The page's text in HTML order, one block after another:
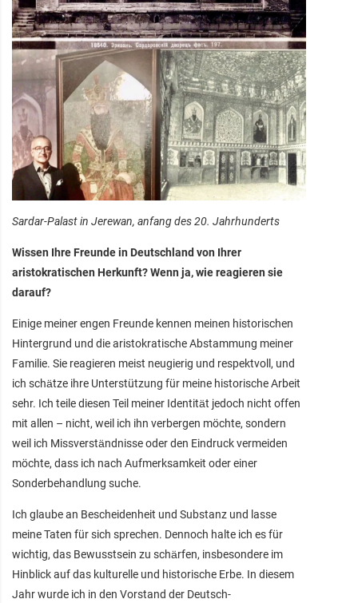
Sardar-Palast in Jerewan, anfang des 20. Jahrhunderts
Wissen Ihre Freunde in Deutschland von Ihrer
aristokratischen Herkunft? Wenn ja, wie reagieren sie
darauf?
Einige meiner engen Freunde kennen meinen historischen
Hintergrund und die aristokratische Abstammung meiner
Familie. Sie reagieren meist neugierig und respektvoll, und
ich schätze ihre Unterstützung für meine historische Arbeit
sehr. Ich teile diesen Teil meiner Identität jedoch nicht offen
mit allen – nicht, weil ich ihn verbergen möchte, sondern
weil ich Missverständnisse oder den Eindruck vermeiden
möchte, dass ich nach Aufmerksamkeit oder einer
Sonderbehandlung suche.
Ich glaube an Bescheidenheit und Substanz und lasse
meine Taten für sich sprechen. Dennoch halte ich es für
wichtig, das Bewusstsein zu schärfen, insbesondere im
Hinblick auf das kulturelle und historische Erbe. In diesem
Jahr wurde ich in den Vorstand der Deutsch-